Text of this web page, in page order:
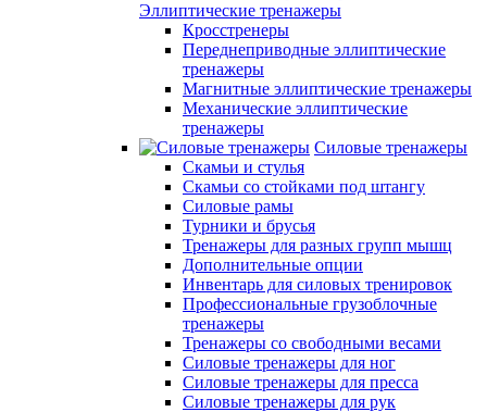
Эллиптические тренажеры
Кросстренеры
Переднеприводные эллиптические
тренажеры
Магнитные эллиптические тренажеры
Механические эллиптические
тренажеры
Силовые тренажеры
Скамьи и стулья
Скамьи со стойками под штангу
Силовые рамы
Турники и брусья
Тренажеры для разных групп мышц
Дополнительные опции
Инвентарь для силовых тренировок
Профессиональные грузоблочные
тренажеры
Тренажеры со свободными весами
Силовые тренажеры для ног
Силовые тренажеры для пресса
Силовые тренажеры для рук